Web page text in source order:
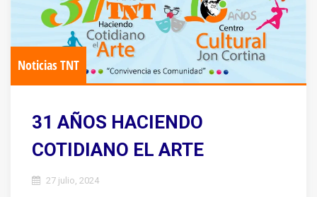
Noticias TNT
31 AÑOS HACIENDO
COTIDIANO EL ARTE
27 julio, 2024